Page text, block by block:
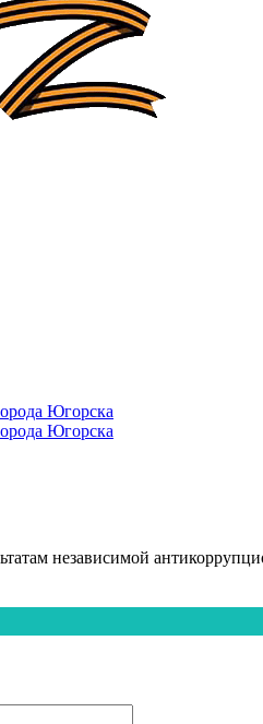
Югорска
Югорска
независимой